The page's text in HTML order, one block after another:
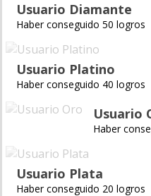
Usuario Diamante
Haber conseguido 50 logros
Usuario Platino
Haber conseguido 40 logros
Usuario
Haber
Usuario Plata
Haber conseguido 20 logros